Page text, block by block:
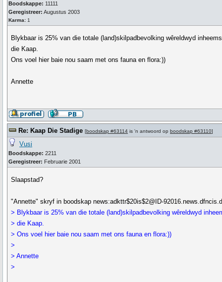
Boodskappe: 11111
Geregistreer: Augustus 2003
Karma: 1
Blykbaar is 25% van die totale (land)skilpadbevolking wêreldwyd
die Kaap.
Ons voel hier baie nou saam met ons fauna en flora:))
Annette
Re: Kaap Die Stadige [boodskap #63114 is 'n antwoord op boodskap #63110]
Vusi
Boodskappe: 2211
Geregistreer: Februarie 2001
Slaapstad?
"Annette" skryf in boodskap news:adkttr$20is$2@ID-
> Blykbaar is 25% van die totale (land)skilpadbevolking wêreldwyd
> die Kaap.
> Ons voel hier baie nou saam met ons fauna en flora:))
>
> Annette
>